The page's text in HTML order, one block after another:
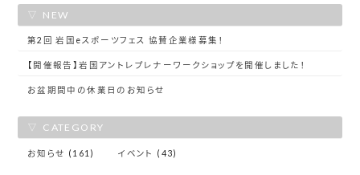
NEW
第2回 岩国eスポーツフェス 協賛企業様募集！
【開催報告】岩国アントレプレナーワークショップを開催しました！
お盆期間中の休業日のお知らせ
CATEGORY
お知らせ (161) イベント (43)